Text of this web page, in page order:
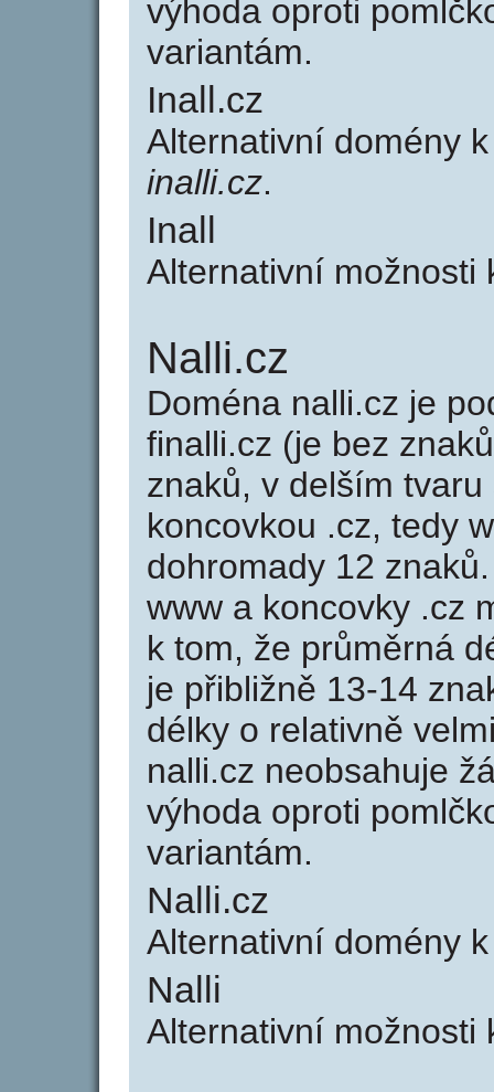
výhoda oproti
variantám.
Inall.cz
Alternativní domény
inalli.cz.
Inall
Alternativní možnosti
Nalli.cz
Doména nalli.cz je
finalli.cz (je bez
znaků, v delším
koncovkou .cz, tedy
dohromady 12
www a koncovky .cz
k tom, že průměrná
je přibližně 13-14
délky o relativně
nalli.cz neobsahuje
výhoda oproti
variantám.
Nalli.cz
Alternativní domény
Nalli
Alternativní možnosti